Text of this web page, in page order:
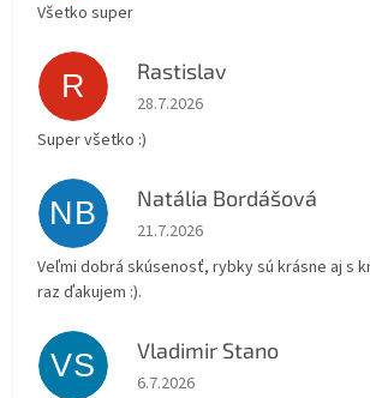
Všetko super
R Rastislav
Hodnotenie obchodu je 5 z 5
28.7.2026
Super všetko :)
NB Natália Bordášová
Hodnotenie obchodu je 5 z 5
21.7.2026
Veľmi dobrá skúsenosť, rybky sú krásne aj s
raz ďakujem :).
VS Vladimir Stano
Hodnotenie obchodu je 5 z 5
6.7.2026